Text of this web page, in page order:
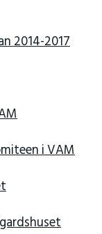
2014-2017
i VAM